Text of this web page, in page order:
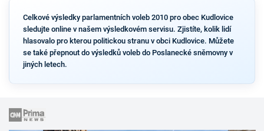
Celkové výsledky parlamentních voleb 2010 pro obec Kudlovice
sledujte online v našem výsledkovém servisu. Zjistíte, kolik lidí
hlasovalo pro kterou politickou stranu v obci Kudlovice. Můžete
se také přepnout do výsledků voleb do Poslanecké sněmovny v
jiných letech.